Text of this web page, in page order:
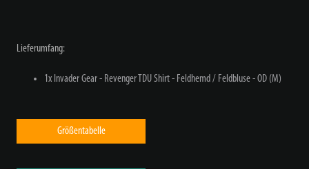
Lieferumfang:
1x Invader Gear - Revenger TDU Shirt - Feldhemd / Feldbluse - OD (M)
Größentabelle